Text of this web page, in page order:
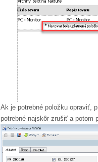
Ak je potrebné položku opraviť,
potrebné najskôr zrušiť a potom